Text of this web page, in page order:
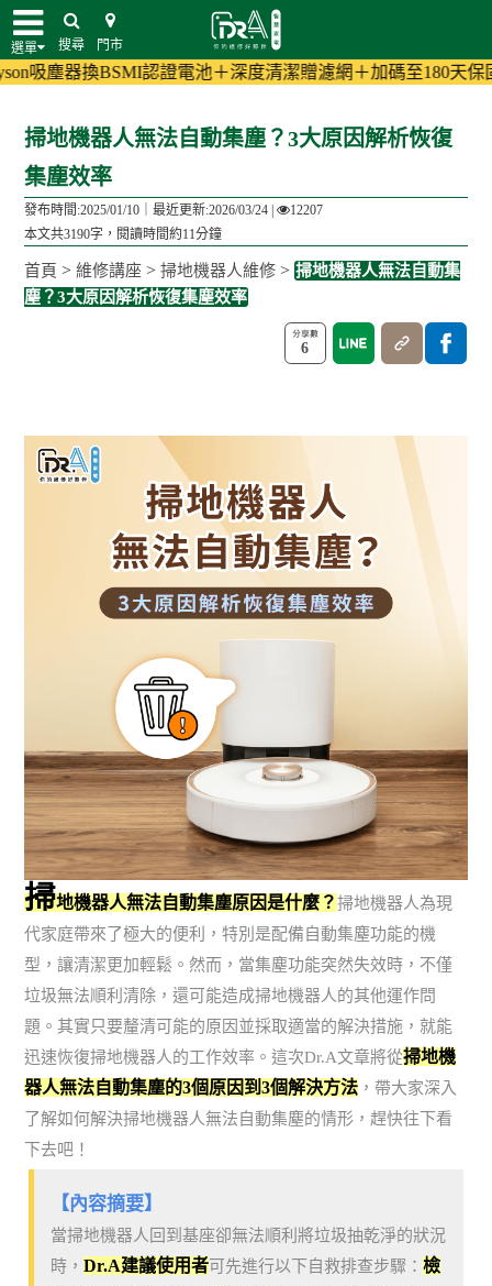
選單 搜尋 門市
認證電池＋深度清潔贈濾網＋加碼至180天保固!(活動詳情)
掃地機器人無法自動集塵？3大原因解析恢復
集塵效率
發布時間:2025/01/10｜最近更新:2026/03/24 |
12207
本文共3190字，閱讀時間約11分鐘
首頁 >維修講座 >掃地機器人維修 > 掃地機器人無法自動集
塵？3大原因解析恢復集塵效率
6
掃地機器人無法自動集塵原因是什麼？掃地機器人為現
代家庭帶來了極大的便利，特別是配備自動集塵功能的機
型，讓清潔更加輕鬆。然而，當集塵功能突然失效時，不僅
垃圾無法順利清除，還可能造成掃地機器人的其他運作問
題。其實只要釐清可能的原因並採取適當的解決措施，就能
迅速恢復掃地機器人的工作效率。這次Dr.A文章將從掃地機
器人無法自動集塵的3個原因到3個解決方法 ，帶大家深入
了解如何解決掃地機器人無法自動集塵的情形，趕快往下看
下去吧！
【內容摘要】
當掃地機器人回到基座卻無法順利將垃圾抽乾淨的狀況
時，Dr.A建議使用者可先進行以下自救排查步驟：檢